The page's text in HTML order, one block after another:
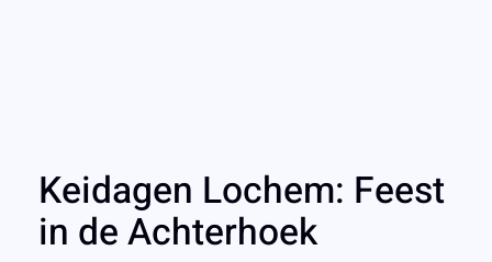
Keidagen Lochem: Feest
in de Achterhoek